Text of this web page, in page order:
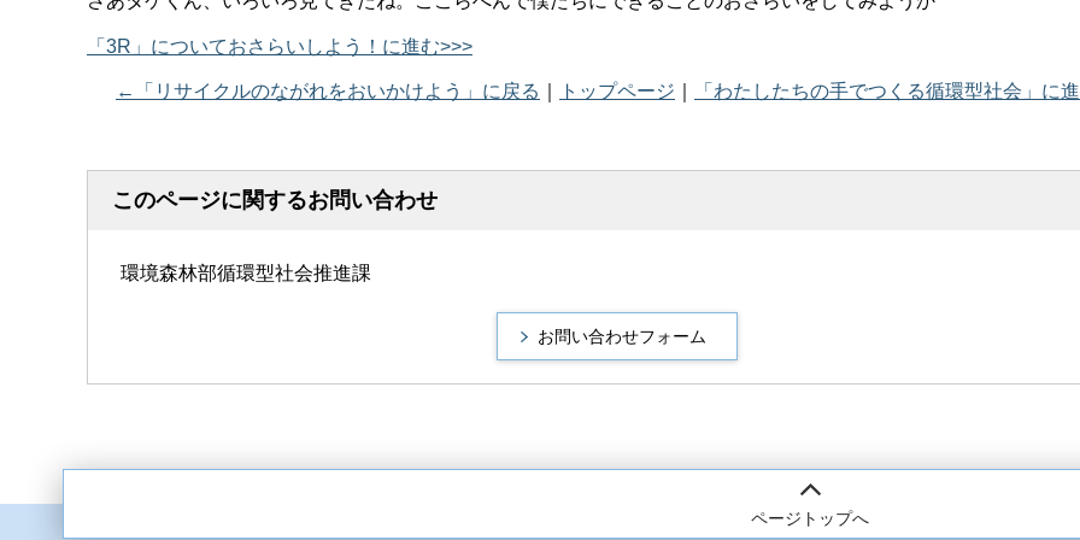
「3R」についておさらいしよう！に進む>>>
←「リサイクルのながれをおいかけよう」に戻る トップページ 「わたしたちの手でつくる循環型社会」に
このページに関するお問い合わせ
環境森林部循環型社会推進課
ページトップへ